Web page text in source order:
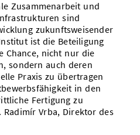
Zusammenarbeit und
sind
zukunftsweisender
ist die Beteiligung
Chance, nicht nur die
sondern auch deren
Praxis zu übertragen
in den
Fertigung zu
Vrba, Direktor des